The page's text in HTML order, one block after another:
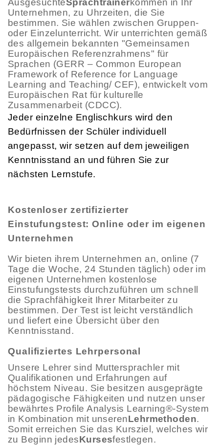
AusgesuchteSprachtrainerkommen in Ihr
Unternehmen, zu Uhrzeiten, die Sie
bestimmen. Sie wählen zwischen Gruppen-
oder Einzelunterricht. Wir unterrichten gemäß
des allgemein bekannten "Gemeinsamen
Europäischen Referenzrahmens" für
Sprachen (GERR – Common European
Framework of Reference for Language
Learning and Teaching/ CEF), entwickelt vom
Europäischen Rat für kulturelle
Zusammenarbeit (CDCC).
Jeder einzelne Englischkurs wird den
Bedürfnissen der Schüler individuell
angepasst, wir setzen auf dem jeweiligen
Kenntnisstand an und führen Sie zur
nächsten Lernstufe.
Kostenloser zertifizierter
Einstufungstest: Online oder im eigenen
Unternehmen
Wir bieten ihrem Unternehmen an, online (7
Tage die Woche, 24 Stunden täglich) oder im
eigenen Unternehmen kostenlose
Einstufungstests durchzuführen um schnell
die Sprachfähigkeit Ihrer Mitarbeiter zu
bestimmen. Der Test ist leicht verständlich
und liefert eine Übersicht über den
Kenntnisstand.
Qualifiziertes Lehrpersonal
Unsere Lehrer sind Muttersprachler mit
Qualifikationen und Erfahrungen auf
höchstem Niveau. Sie besitzen ausgeprägte
pädagogische Fähigkeiten und nutzen unser
bewährtes Profile Analysis Learning®-System
in Kombination mit unserenLehrmethoden.
Somit erreichen Sie das Kursziel, welches wir
zu Beginn jedesKursesfestlegen.